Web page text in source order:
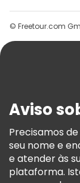
Grupos
Ajuda
Termos E
Política De
Freetour
Programa De
© Freetour.com
Aviso
Precisamos
seu nome e
e atender às
plataforma.